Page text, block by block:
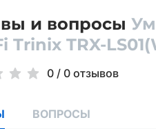
и вопросы
Trinix TRX-
0 / 0 отзывов
ВОПРОСЫ